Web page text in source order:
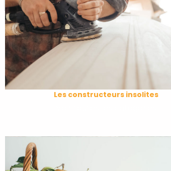
Les constructeurs insolites